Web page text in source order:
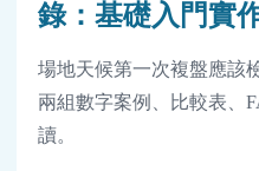
錄：基礎入門實
場地天候第一次複盤應該
兩組數字案例、比較表、
讀。